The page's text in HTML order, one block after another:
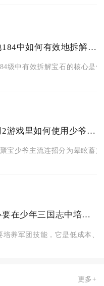
攻城掠地184中如何有效地拆解宝石
级中有效拆解宝石的核心是
在影之刃2游戏里如何使用少爷的连招招式
宝少爷主流连招分为晕眩蓄
是否有必要在少年三国志中培养军团技能
培养军团技能，它是低成本、
更多+